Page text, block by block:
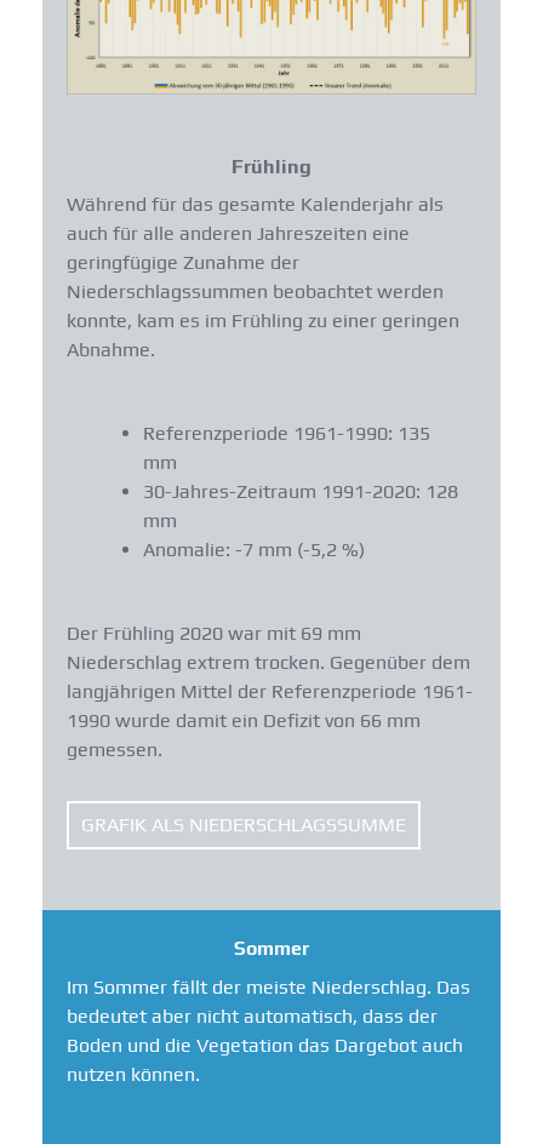
Frühling
Während für das gesamte Kalenderjahr als
auch für alle anderen Jahreszeiten eine
geringfügige Zunahme der
Niederschlagssummen beobachtet werden
konnte, kam es im Frühling zu einer geringen
Abnahme.
Referenzperiode 1961-1990: 135
mm
30-Jahres-Zeitraum 1991-2020: 128
mm
Anomalie: -7 mm (-5,2 %)
Der Frühling 2020 war mit 69 mm
Niederschlag extrem trocken. Gegenüber dem
langjährigen Mittel der Referenzperiode 1961-
1990 wurde damit ein Defizit von 66 mm
gemessen.
GRAFIK ALS NIEDERSCHLAGSSUMME
Sommer
Im Sommer fällt der meiste Niederschlag. Das
bedeutet aber nicht automatisch, dass der
Boden und die Vegetation das Dargebot auch
nutzen können.